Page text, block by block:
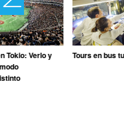
Tokio: Verlo y
Tours en bus